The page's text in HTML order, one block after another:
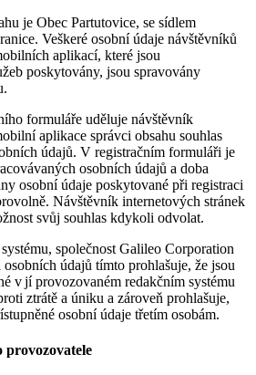
je Obec Partutovice, se sídlem
Veškeré osobní údaje návštěvníků
aplikací, které jsou
poskytovány, jsou spravovány
formuláře uděluje návštěvník
aplikace správci obsahu souhlas
údajů. V registračním formuláři je
osobních údajů a doba
osobní údaje poskytované při registraci
Návštěvník internetových stránek
svůj souhlas kdykoli odvolat.
společnost Galileo Corporation
údajů tímto prohlašuje, že jsou
v jí provozovaném redakčním systému
ztrátě a úniku a zároveň prohlašuje,
osobní údaje třetím osobám.
provozovatele